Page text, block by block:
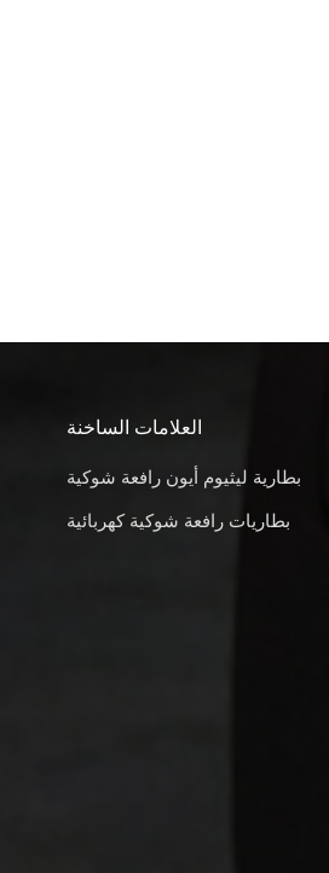
العلامات الساخنة
بطارية ليثيوم أيون رافعة شوكية
بطاريات رافعة شوكية كهربائية